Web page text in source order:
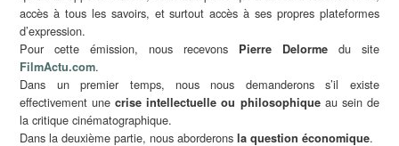
accès à tous les savoirs, et surtout accès à ses propres plateformes
d’expression.
Pour cette émission, nous recevons Pierre Delormedu site
FilmActu.com.
Dans un premier temps, nous nous demanderons s’il existe
effectivement unecrise intellectuelle ou philosophiqueau sein de
la critique cinématographique.
Dans la deuxième partie, nous aborderonsla question économique.